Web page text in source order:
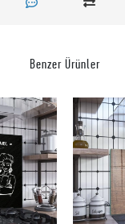
Benzer Ürünler